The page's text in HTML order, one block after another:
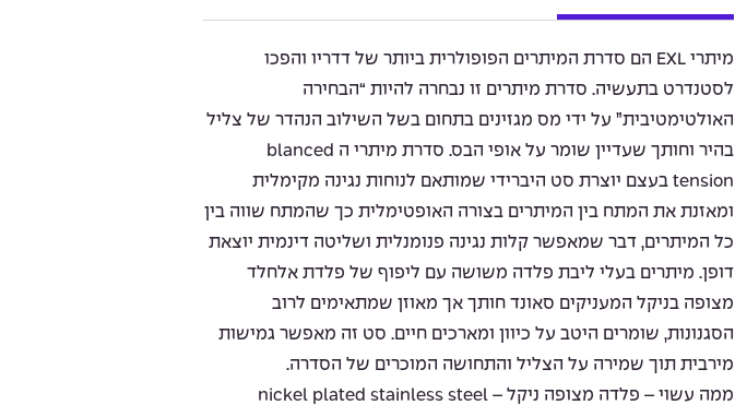
מיתרי EXL הם סדרת המיתרים הפופולרית ביותר של דדריו והפכו
לסטנדרט בתעשיה. סדרת מיתרים זו נבחרה להיות “הבחירה
האולטימטיבית” על ידי מס מגזינים בתחום בשל השילוב הנהדר של צליל
בהיר וחותך שעדיין שומר על אופי הבס. סדרת מיתרי ה blanced
tension בעצם יוצרת סט היברידי שמותאם לנוחות נגינה מקימלית
ומאזנת את המתח בין המיתרים בצורה האופטימלית כך שהמתח שווה בין
כל המיתרים, דבר שמאפשר קלות נגינה פנומנלית ושליטה דינמית יוצאת
דופן. מיתרים בעלי ליבת פלדה משושה עם ליפוף של פלדת אלחלד
מצופה בניקל המעניקים סאונד חותך אך מאוזן שמתאימים לרוב
הסגנונות, שומרים היטב על כיוון ומארכים חיים. סט זה מאפשר גמישות
מירבית תוך שמירה על הצליל והתחושה המוכרים של הסדרה.
ממה עשוי – פלדה מצופה ניקל – nickel plated stainless steel